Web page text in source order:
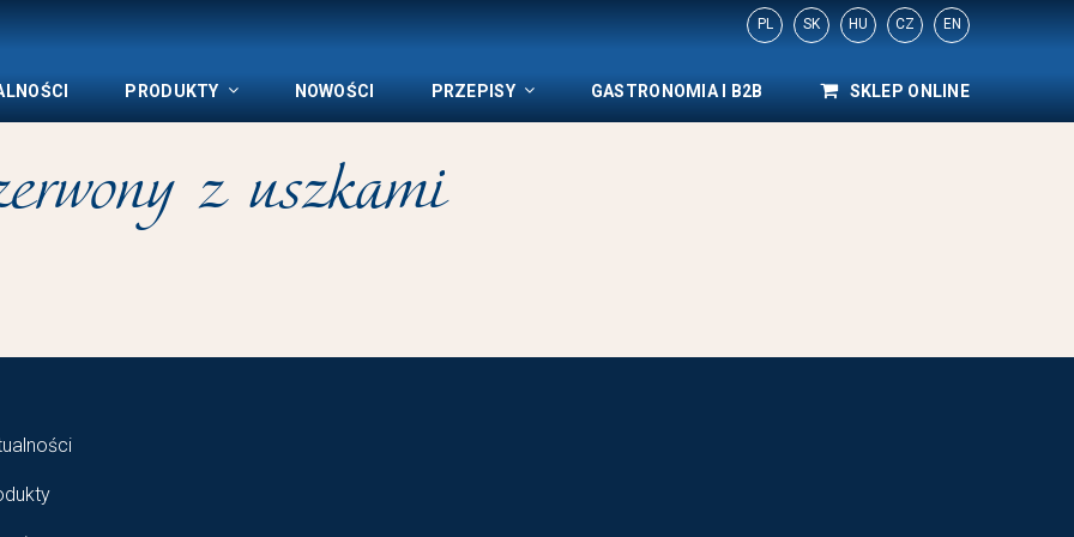
PL SK HU CZ EN
PRODUKTY NOWOŚCI PRZEPISY GASTRONOMIA I B2B SKLEP ONLINE
z uszkami